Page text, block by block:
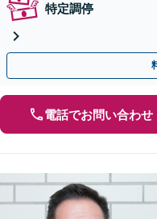
特定調停
電話でお問い合わせ